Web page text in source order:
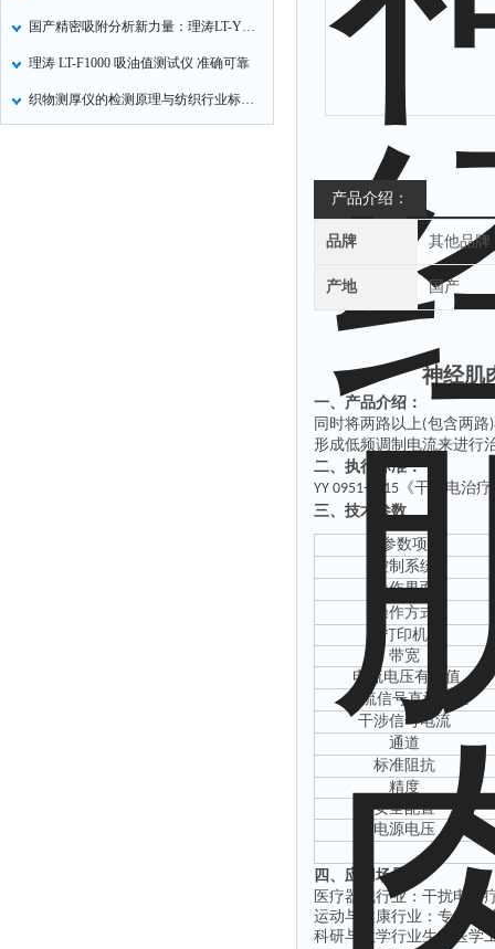
国产精密吸附分析新力量：理涛LT-Y019A全自动高压吸附仪的性能与应用解析
理涛 LT-F1000 吸油值测试仪 准确可靠
织物测厚仪的检测原理与纺织行业标准化应用
产品介绍：
品牌 其他品牌
产地 国产
神经肌
一、产品介绍：
同时将两路以上(包含两路)
形成低频调制电流来进行
二、执行标准：
YY 0951-2015 《干扰电治
三、技术参数
参数项
控制系统
操作界面
操作方式
打印机
带宽
电流电压有效值
交流信号直流分量
干涉信号电流
通道
标准阻抗
精度
安全配置
电源电压
四、应用场景
医疗器械行业：干扰电治
运动与健康行业 ：专业运
科研与教学行业生物医学